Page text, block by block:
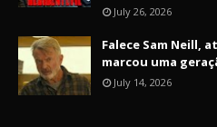
July 26, 2026
Falece Sam Neill,
marcou uma
July 14, 2026